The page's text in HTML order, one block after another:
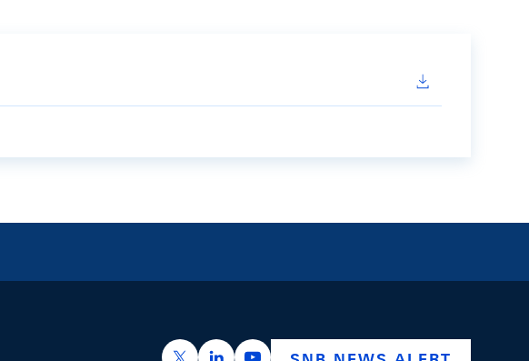
https://x.com/snb_bns
https://ch.linkedin.com/company/swiss-
https://www.youtube.com/